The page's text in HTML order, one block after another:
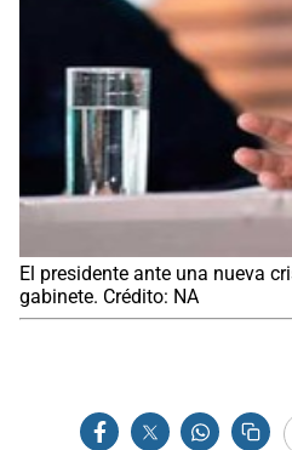
El presidente ante una nueva
gabinete. Crédito: NA